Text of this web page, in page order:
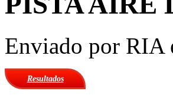
Enviado por RIA
Resultados